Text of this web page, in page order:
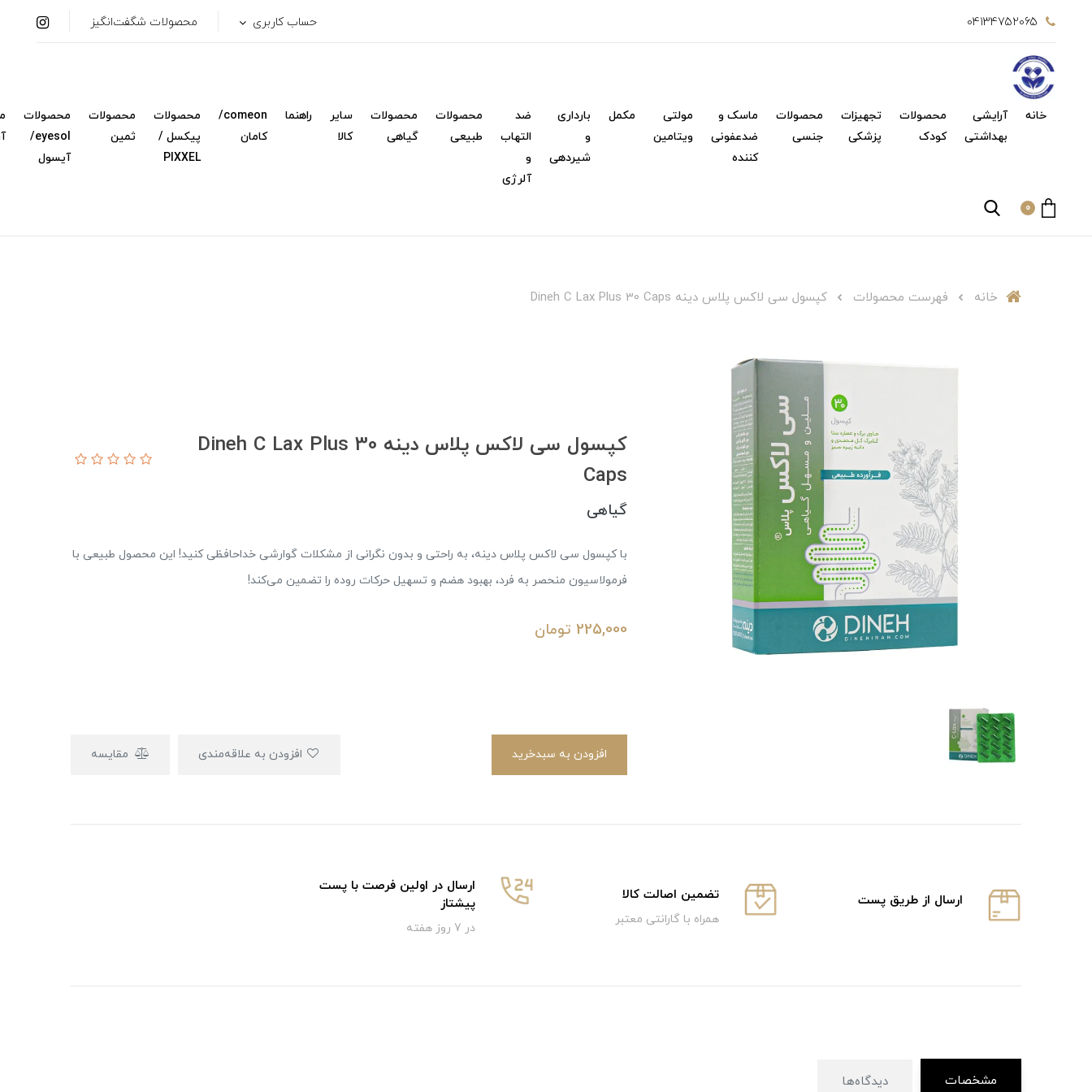
04134752065 حساب کاربری محصولات شگفت‌انگیز
خانه
آرایشی
بهداشتی
محصولات
کودک
تجهیزات
پزشکی
محصولات
جنسی
ماسک و
ضدعفونی
کننده
مولتی
ویتامین
مکمل
بارداری
و
شیردهی
ضد
التهاب
و
آلرژی
محصولات
طبیعی
محصولات
گیاهی
سایر
کالا
راهنما
comeon/
کامان
محصولات
پیکسل /
PIXXEL
محصولات
ثمین
محصولات
eyesol/
آیسول
0
خانه فهرست محصولات کپسول سی لاکس پلاس دینه Dineh C Lax Plus 30 Caps
کپسول سی لاکس پلاس دینه Dineh C Lax Plus 30
Caps
گیاهی
با کپسول سی لاکس پلاس دینه، به راحتی و بدون نگرانی از مشکلات گوارشی خداحافظی کنید! این محصول طبیعی با
فرمولاسیون منحصر به فرد، بهبود هضم و تسهیل حرکات روده را تضمین می‌کند!
225,000 تومان
افزودن به سبدخرید مقایسه
ارسال از طریق پست تضمین اصالت کالا
همراه با گارانتی معتبر
ارسال در اولین فرصت با پست
پیشتاز
در 7 روز هفته
مشخصات دیدگاه‌ها